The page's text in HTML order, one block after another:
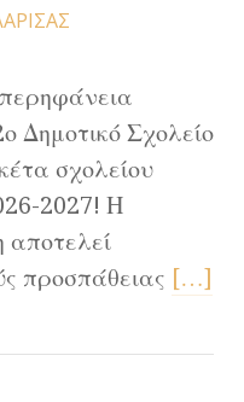
Δημοτικό Σχολείο
σχολείου
2027! Η
αποτελεί
προσπάθειας […]